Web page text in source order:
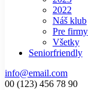
2022
Náš klub
Pre firmy
Všetky
Seniorfriendly
info@email.com
00 (123) 456 78 90